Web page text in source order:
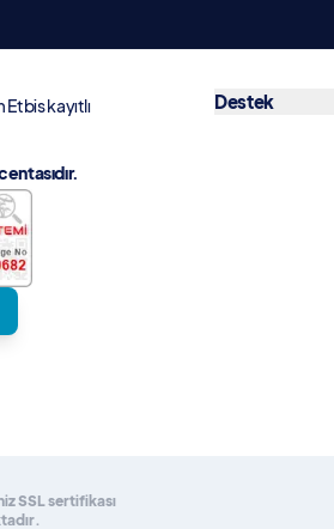
Etbis kayıtlı
Destek
SSL sertifikası